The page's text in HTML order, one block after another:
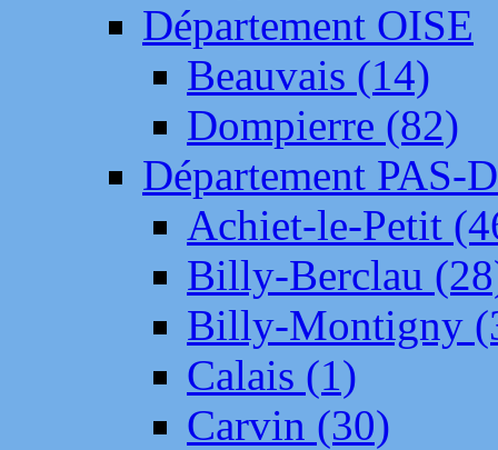
Département OISE
Beauvais (14)
Dompierre (82)
Département PAS-
Achiet-le-Petit
Billy-Berclau
Billy-Montigny
Calais (1)
Carvin (30)